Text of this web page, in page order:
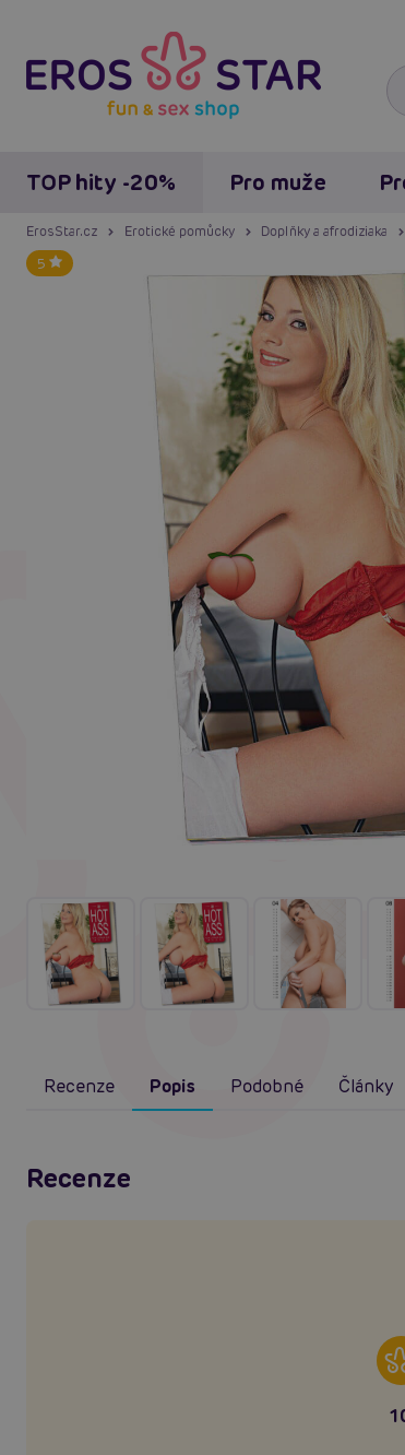
TOP hity -20% Pro muže
ErosStar.cz Erotické pomůcky Doplňky a afrodiziaka
5
Recenze Popis Podobné Články
Recenze